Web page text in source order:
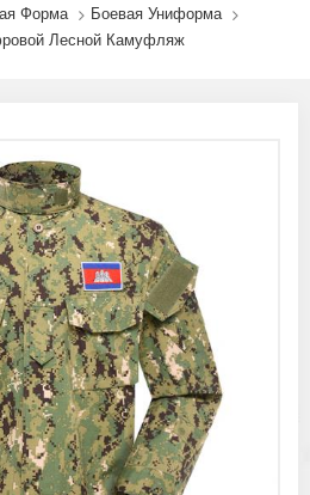
Форма
Боевая Униформа
Лесной Камуфляж